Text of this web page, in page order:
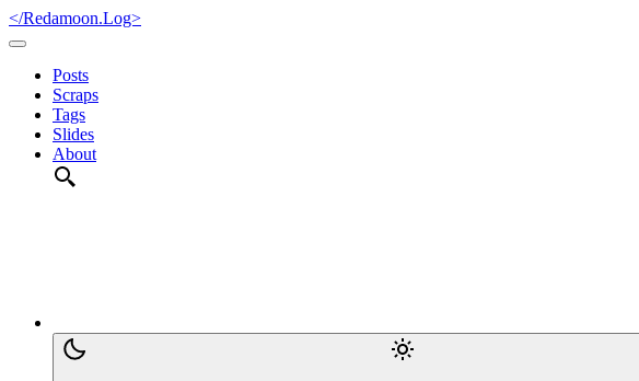
</Redamoon.Log>
Posts
Scraps
Tags
Slides
About